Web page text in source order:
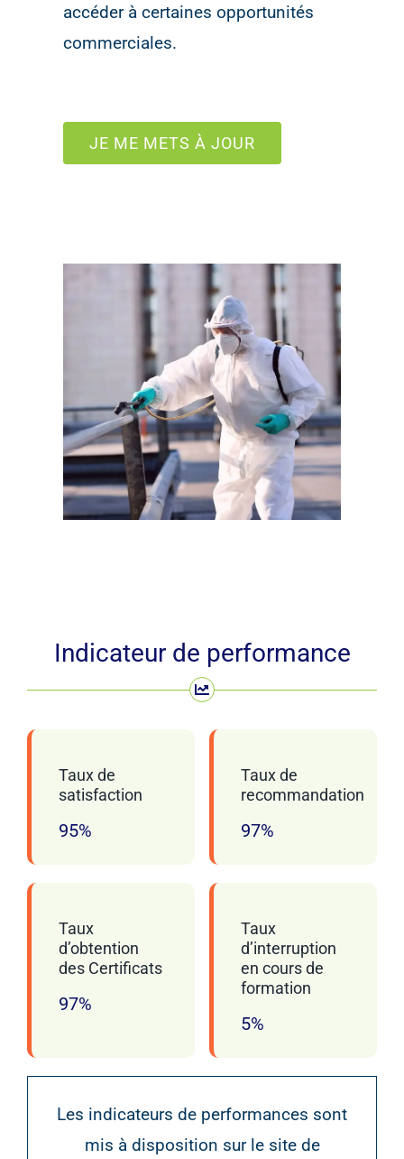
accéder à certaines opportunités
commerciales.
JE ME METS À JOUR
Indicateur de performance
Taux de
satisfaction
95%
Taux de
recommandation
97%
Taux
d’obtention
des Certificats
97%
Taux
d’interruption
en cours de
formation
5%
Les indicateurs de performances sont
mis à disposition sur le site de